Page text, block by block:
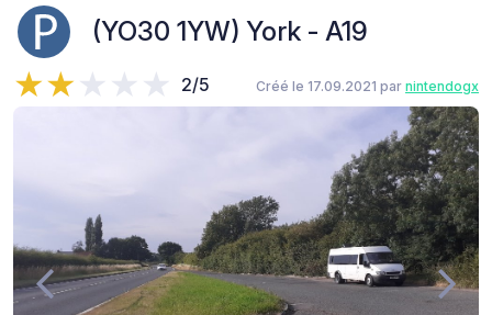
(YO30 1YW) York - A19
2/5 Créé le 17.09.2021 par nintendogx